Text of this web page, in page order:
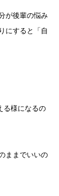
が後輩の悩み
にすると「自
る様になるの
ままでいいの